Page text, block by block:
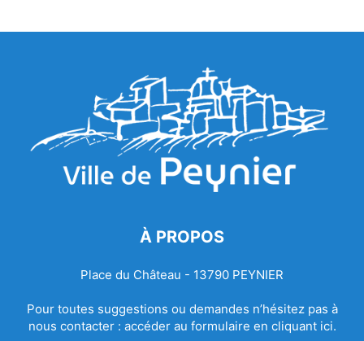
À PROPOS
Place du Château - 13790 PEYNIER
Pour toutes suggestions ou demandes n’hésitez pas à
nous contacter : accéder au formulaire en cliquant ici.